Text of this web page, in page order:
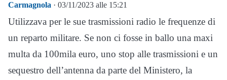
Carmagnola · 03/11/2023 alle 15:21
Utilizzava per le sue trasmissioni radio le frequenze di
un reparto militare. Se non ci fosse in ballo una maxi
multa da 100mila euro, uno stop alle trasmissioni e un
sequestro dell’antenna da parte del Ministero, la